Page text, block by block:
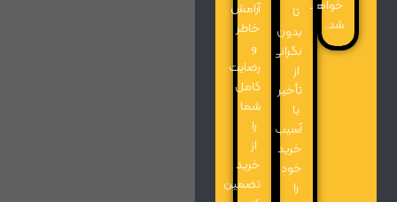
خواهد
شد.
تا
بدون
نگرانی
از
تأخیر
یا
آسیب،
خرید
خود
را
آرامش
خاطر
و
رضایت
کامل
شما
را
از
خرید
تضمین